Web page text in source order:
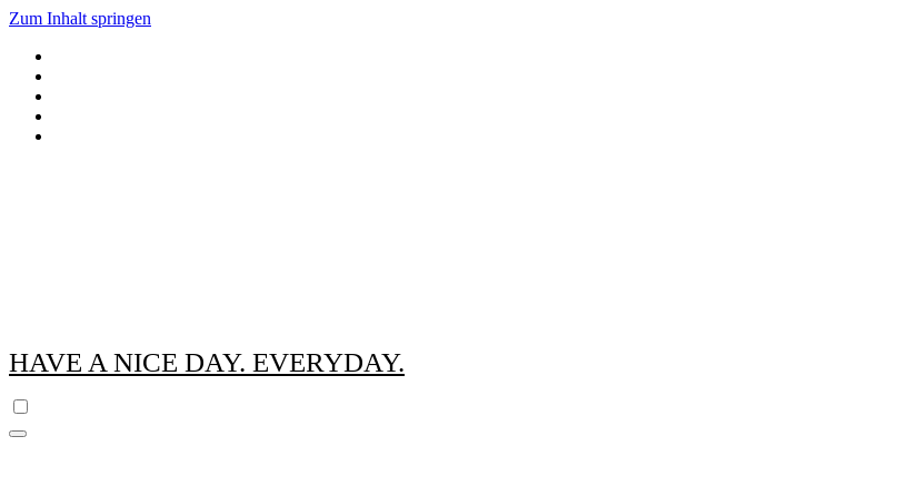
Zum Inhalt springen
HAVE A NICE DAY. EVERYDAY.